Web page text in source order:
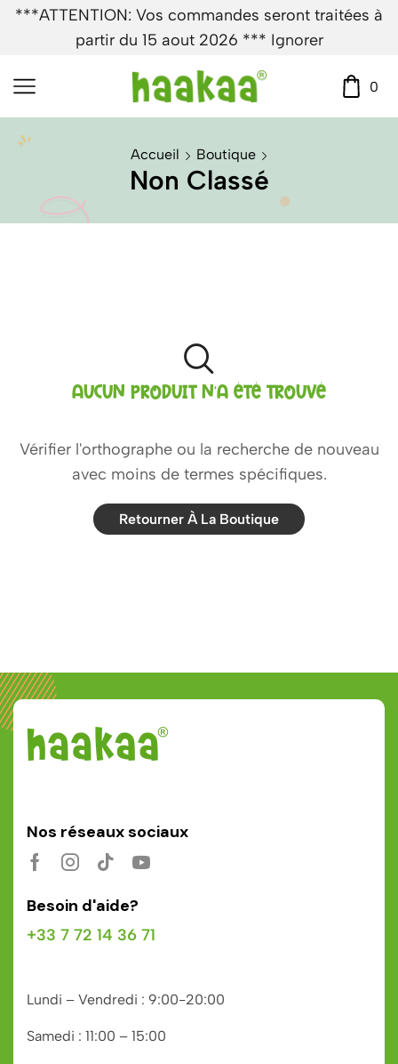
***ATTENTION: Vos commandes seront traitées à
partir du 15 aout 2026 *** Ignorer
0
Accueil Boutique
Non Classé
AUCUN PRODUIT N'A ÉTÉ TROUVÉ
Vérifier l'orthographe ou la recherche de nouveau
avec moins de termes spécifiques.
Retourner À La Boutique
Nos réseaux sociaux
Besoin d'aide?
+33 7 72 14 36 71
Lundi – Vendredi : 9:00-20:00
Samedi : 11:00 – 15:00